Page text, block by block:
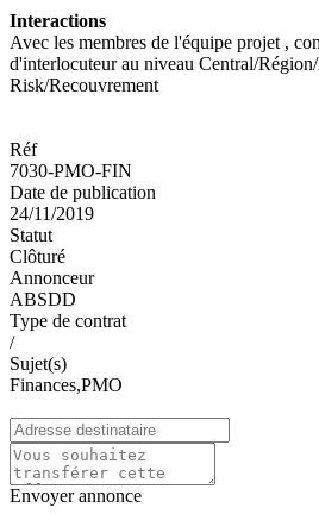
Interactions
Avec les membres de l'équipe projet ,
d'interlocuteur au niveau Central/
Risk/Recouvrement
Réf
7030-PMO-FIN
Date de publication
24/11/2019
Statut
Clôturé
Annonceur
ABSDD
Type de contrat
/
Sujet(s)
Finances,PMO
Envoyer annonce